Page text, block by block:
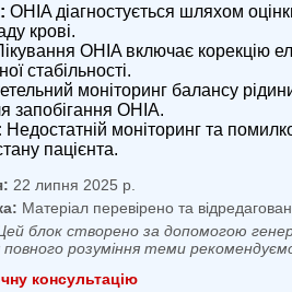
OHIA діагностується шляхом
крові.
OHIA включає корекцію
стабільності.
моніторинг балансу рідини
запобігання OHIA.
Недостатній моніторинг та
пацієнта.
22 липня 2025 р.
Матеріал перевірено та
блок створено за допомогою
розуміння теми
консультацію